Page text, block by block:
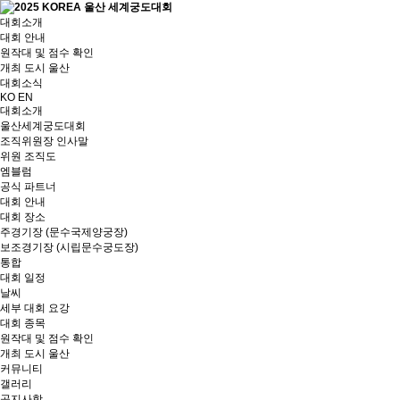
대회소개
대회 안내
원작대 및 점수 확인
개최 도시 울산
대회소식
KO EN
대회소개
울산세계궁도대회
조직위원장 인사말
위원 조직도
엠블럼
공식 파트너
대회 안내
대회 장소
주경기장 (문수국제양궁장)
보조경기장 (시립문수궁도장)
통합
대회 일정
날씨
세부 대회 요강
대회 종목
원작대 및 점수 확인
개최 도시 울산
커뮤니티
갤러리